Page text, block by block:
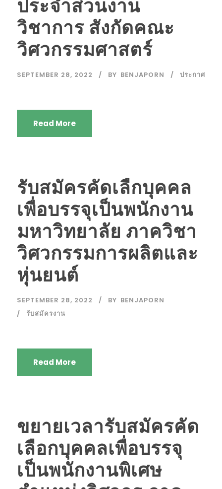
ประจำส่วนงาน
วิชาการ สังกัดคณะ
วิศวกรรมศาสตร์
SEPTEMBER 28, 2022 BY BENJAPORN ประกาศ
Read More
รับสมัครคัดเลืกบุคคล
เพื่อบรรจุเป็นพนักงาน
มหาวิทยาลัย ภาควิชา
วิศวกรรมการผลิตและ
หุ่นยนต์
SEPTEMBER 28, 2022 BY BENJAPORN
รับสมัครงาน
Read More
ขยายเวลารับสมัครคัด
เลือกบุคคลเพื่อบรรจุ
เป็นพนักงานพิเศษ